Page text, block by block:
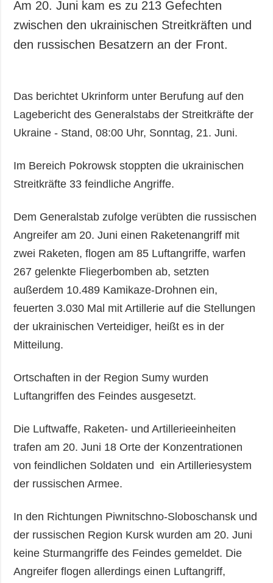
Am 20. Juni kam es zu 213 Gefechten
zwischen den ukrainischen Streitkräften und
den russischen Besatzern an der Front.
Das berichtet Ukrinform unter Berufung auf den
Lagebericht des Generalstabs der Streitkräfte der
Ukraine - Stand, 08:00 Uhr, Sonntag, 21. Juni.
Im Bereich Pokrowsk stoppten die ukrainischen
Streitkräfte 33 feindliche Angriffe.
Dem Generalstab zufolge verübten die russischen
Angreifer am 20. Juni einen Raketenangriff mit
zwei Raketen, flogen am 85 Luftangriffe, warfen
267 gelenkte Fliegerbomben ab, setzten
außerdem 10.489 Kamikaze-Drohnen ein,
feuerten 3.030 Mal mit Artillerie auf die Stellungen
der ukrainischen Verteidiger, heißt es in der
Mitteilung.
Ortschaften in der Region Sumy wurden
Luftangriffen des Feindes ausgesetzt.
Die Luftwaffe, Raketen- und Artillerieeinheiten
trafen am 20. Juni 18 Orte der Konzentrationen
von feindlichen Soldaten und ein Artilleriesystem
der russischen Armee.
In den Richtungen Piwnitschno-Sloboschansk und
der russischen Region Kursk wurden am 20. Juni
keine Sturmangriffe des Feindes gemeldet. Die
Angreifer flogen allerdings einen Luftangriff,